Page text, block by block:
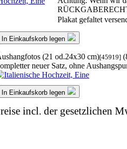
Plakat gefaltet
In Einkaufskorb legen
(21 od.24x30 cm)[45919]
neuer Satz, ohne
In Einkaufskorb legen
incl. der gesetzlichen